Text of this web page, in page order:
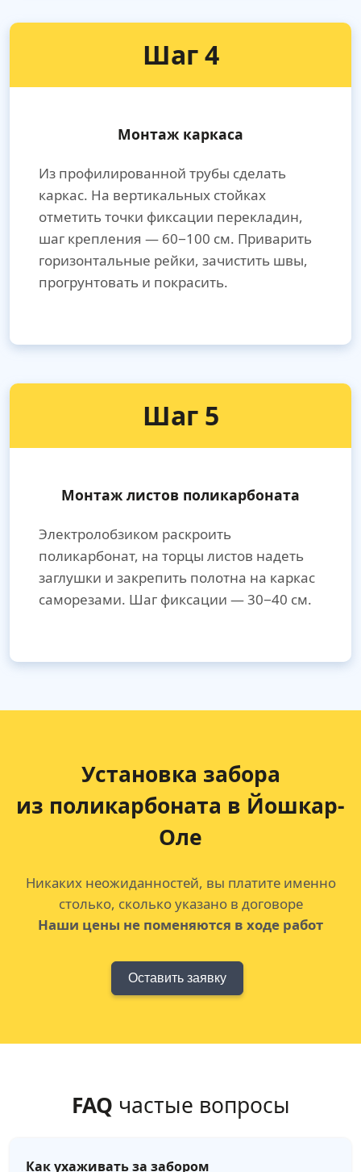
Шаг 4
Монтаж каркаса
Из профилированной трубы сделать
каркас. На вертикальных стойках
отметить точки фиксации перекладин,
шаг крепления — 60−100 см. Приварить
горизонтальные рейки, зачистить швы,
прогрунтовать и покрасить.
Шаг 5
Монтаж листов поликарбоната
Электролобзиком раскроить
поликарбонат, на торцы листов надеть
заглушки и закрепить полотна на каркас
саморезами. Шаг фиксации — 30−40 см.
Установка забора
из поликарбоната в Йошкар-
Оле
Никаких неожиданностей, вы платите именно
столько, сколько указано в договоре
Наши цены не поменяются в ходе работ
Оставить заявку
FAQ частые вопросы
Как ухаживать за забором